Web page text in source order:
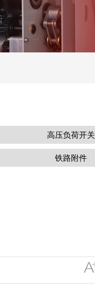
高压负荷开关
铁路附件